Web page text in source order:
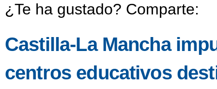
¿Te ha gustado? Comparte:
Castilla-La Mancha
centros educativos